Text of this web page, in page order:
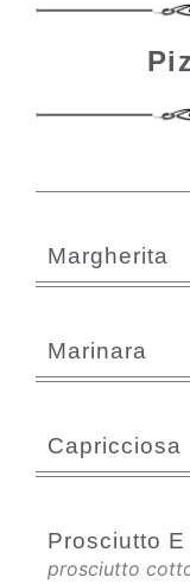
Margherita
Marinara
Capricciosa
Prosciutto
prosciutto